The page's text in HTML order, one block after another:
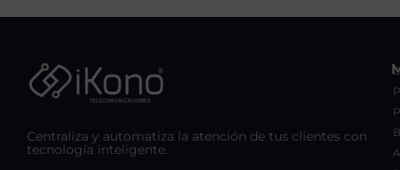
Centraliza y automatiza la atención de tus clientes con
tecnología inteligente.